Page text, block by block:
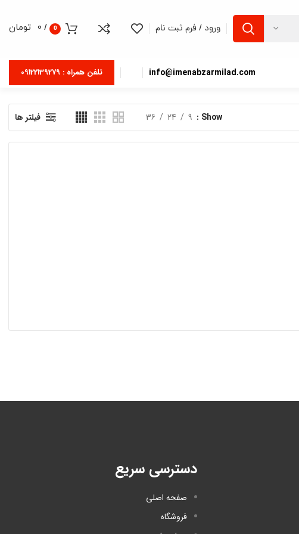
ورود / فرم ثبت نام 0
/
0 تومان
info@imenabzarmilad.com تلفن همراه : 09122139279
Show
9
24
36 فیلتر ها
دسترسی سریع
صفحه اصلی
فروشگاه